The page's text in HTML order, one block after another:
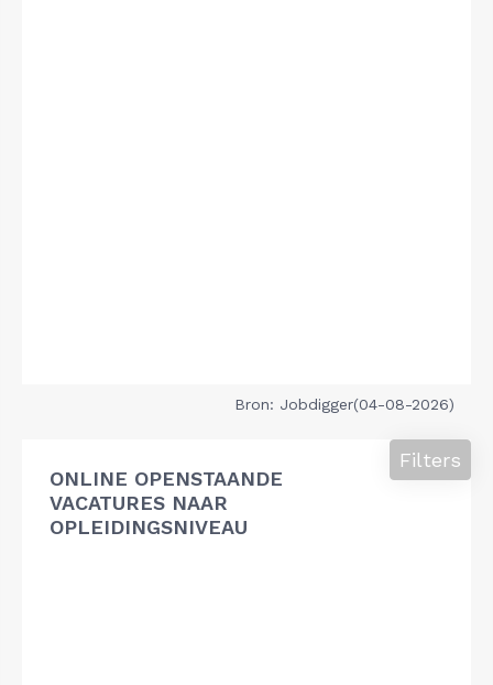
Bron: Jobdigger(04-08-2026)
ONLINE OPENSTAANDE
VACATURES NAAR
OPLEIDINGSNIVEAU
Filters